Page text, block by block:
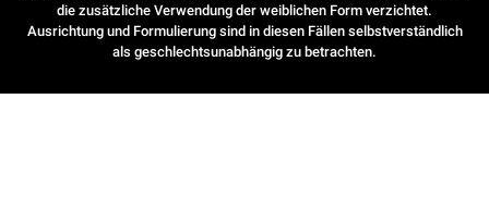
die zusätzliche Verwendung der weiblichen Form verzichtet.
Ausrichtung und Formulierung sind in diesen Fällen selbstverständlich
als geschlechtsunabhängig zu betrachten.